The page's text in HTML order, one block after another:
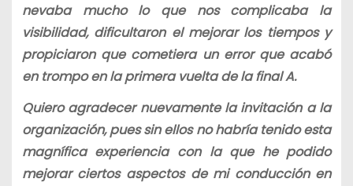
nevaba mucho lo que nos complicaba la
visibilidad, dificultaron el mejorar los tiempos y
propiciaron que cometiera un error que acabó
en trompo en la primera vuelta de la final A.
Quiero agradecer nuevamente la invitación a la
organización, pues sin ellos no habría tenido esta
magnífica experiencia con la que he podido
mejorar ciertos aspectos de mi conducción en